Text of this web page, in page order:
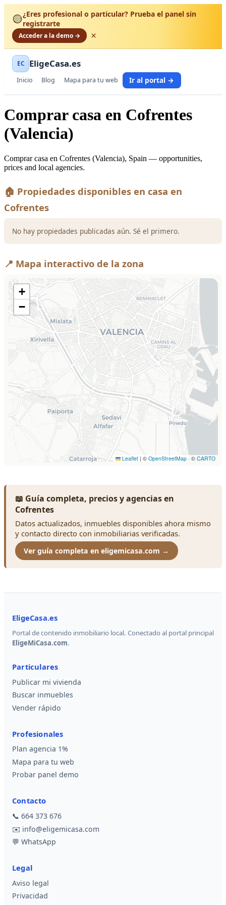
🟡¿Eres profesional o particular? Prueba el panel sin
registrarte
Acceder a la demo → ×
EC EligeCasa.es
Inicio Blog Mapa para tu web Ir al portal →
Comprar casa en Cofrentes
(Valencia)
Comprar casa en Cofrentes (Valencia), Spain — opportunities,
prices and local agencies.
🏠 Propiedades disponibles en casa en
Cofrentes
No hay propiedades publicadas aún. Sé el primero.
📍 Mapa interactivo de la zona
📖 Guía completa, precios y agencias en
Cofrentes
Datos actualizados, inmuebles disponibles ahora mismo
y contacto directo con inmobiliarias verificadas.
Ver guía completa en eligemicasa.com →
EligeCasa.es
Portal de contenido inmobiliario local. Conectado al portal principal
EligeMiCasa.com.
Particulares
Publicar mi vivienda
Buscar inmuebles
Vender rápido
Profesionales
Plan agencia 1%
Mapa para tu web
Probar panel demo
Contacto
📞 664 373 676
✉️ info@eligemicasa.com
💬 WhatsApp
Legal
Aviso legal
Privacidad